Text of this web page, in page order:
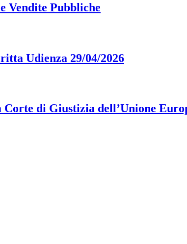
Vendite Pubbliche
Udienza 29/04/2026
di Giustizia dell’Unione